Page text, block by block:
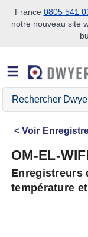
Passer à la
Passer au contenu
Passer à la
France 0805 541
notre nouveau site
Rechercher
DwyerOmega
Voir
OM-EL-
Enregistreurs
température